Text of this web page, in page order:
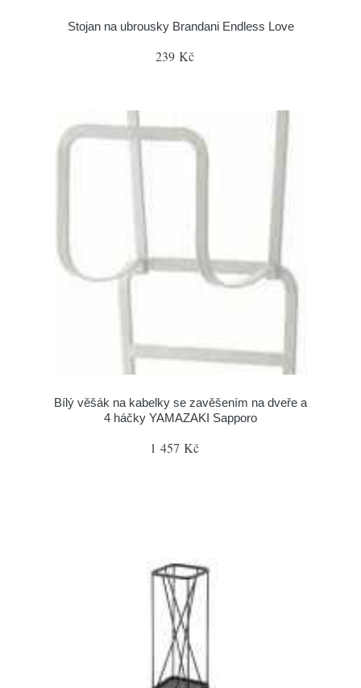
Stojan na ubrousky Brandani Endless Love
239 Kč
Bílý věšák na kabelky se zavěšením na dveře a
4 háčky YAMAZAKI Sapporo
1 457 Kč